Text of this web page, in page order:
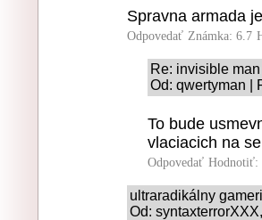
Spravna armada
Odpovedať Známka: 6.7
Re: invisible man
Od: qwertyman |
To bude
vlaciacich na
Odpovedať Hodnotiť:
ultraradikálny
Od: